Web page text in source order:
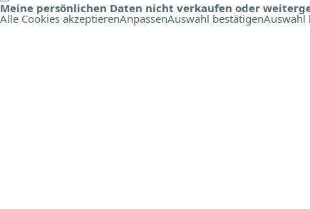
Meine persönlichen Daten nicht verkaufen oder
Alle Cookies akzeptierenAnpassenAuswahl bestätigenAuswahl